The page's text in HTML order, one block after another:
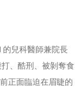
兒科醫師兼院長
、酷刑、被剝奪食
正面臨迫在眉睫的